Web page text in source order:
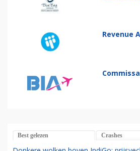
Revenue
Best gelezen Crashes